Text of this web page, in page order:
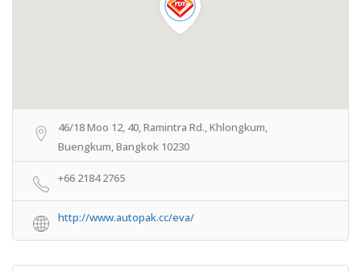
46/18 Moo 12, 40, Ramintra Rd., Khlongkum,
Buengkum, Bangkok 10230
+66 2184 2765
http://www.autopak.cc/eva/